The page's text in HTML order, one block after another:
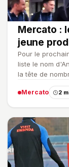
Mercato :
jeune
Pour le
liste le nom
la tête de
Mercato 2